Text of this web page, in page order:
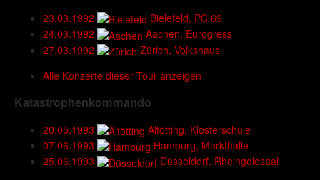
23.03.1992
Bielefeld, PC 69
24.03.1992
Aachen, Eurogress
27.03.1992
Zürich, Volkshaus
Alle Konzerte dieser Tour anzeigen
Katastrophenkommando
20.05.1993
Altötting, Klosterschule
07.06.1993
Hamburg, Markthalle
25.06.1993
Düsseldorf, Rheingoldsaal